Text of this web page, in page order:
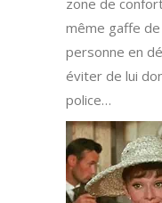
zone de
même gaffe
personne en
éviter de lui
police…